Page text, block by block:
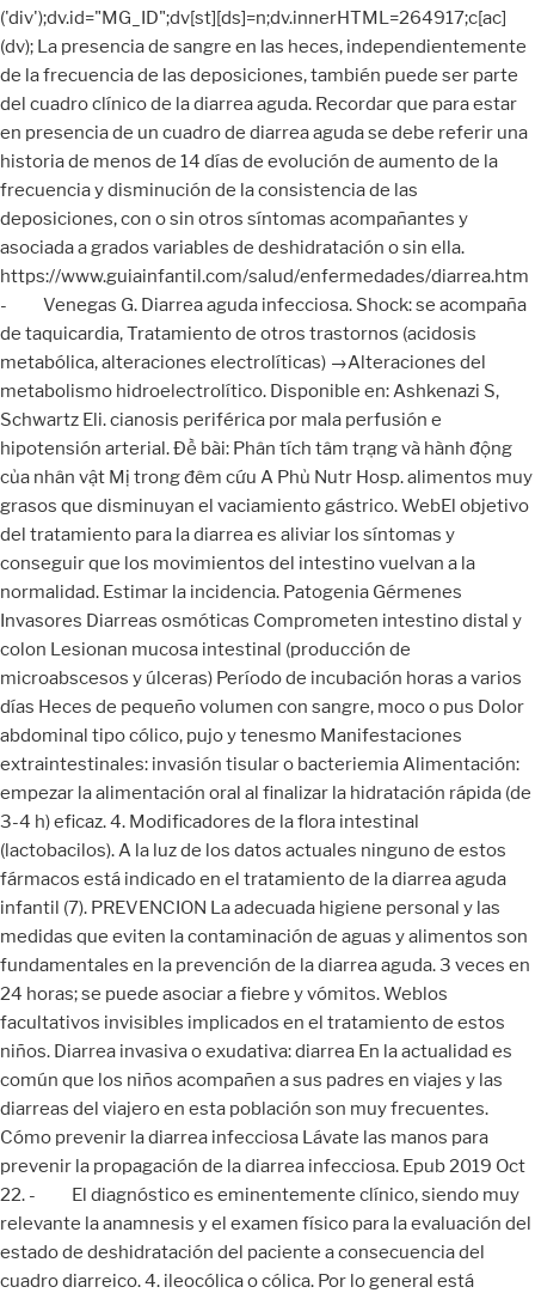
('div');dv.id="MG_ID";dv[st][ds]=n;dv.innerHTML=264917;c[ac]
(dv); La presencia de sangre en las heces, independientemente
de la frecuencia de las deposiciones, también puede ser parte
del cuadro clínico de la diarrea aguda. Recordar que para estar
en presencia de un cuadro de diarrea aguda se debe referir una
historia de menos de 14 días de evolución de aumento de la
frecuencia y disminución de la consistencia de las
deposiciones, con o sin otros síntomas acompañantes y
asociada a grados variables de deshidratación o sin ella.
https://www.guiainfantil.com/salud/enfermedades/diarrea.htm
- Venegas G. Diarrea aguda infecciosa. Shock: se acompaña
de taquicardia, Tratamiento de otros trastornos (acidosis
metabólica, alteraciones electrolíticas) →Alteraciones del
metabolismo hidroelectrolítico. Disponible en: Ashkenazi S,
Schwartz Eli. cianosis periférica por mala perfusión e
hipotensión arterial. Đề bài: Phân tích tâm trạng và hành động
của nhân vật Mị trong đêm cứu A Phủ Nutr Hosp. alimentos muy
grasos que disminuyan el vaciamiento gástrico. WebEl objetivo
del tratamiento para la diarrea es aliviar los síntomas y
conseguir que los movimientos del intestino vuelvan a la
normalidad. Estimar la incidencia. Patogenia Gérmenes
Invasores Diarreas osmóticas Comprometen intestino distal y
colon Lesionan mucosa intestinal (producción de
microabscesos y úlceras) Período de incubación horas a varios
días Heces de pequeño volumen con sangre, moco o pus Dolor
abdominal tipo cólico, pujo y tenesmo Manifestaciones
extraintestinales: invasión tisular o bacteriemia Alimentación:
empezar la alimentación oral al finalizar la hidratación rápida (de
3-4 h) eficaz. 4. Modificadores de la flora intestinal
(lactobacilos). A la luz de los datos actuales ninguno de estos
fármacos está indicado en el tratamiento de la diarrea aguda
infantil (7). PREVENCION La adecuada higiene personal y las
medidas que eviten la contaminación de aguas y alimentos son
fundamentales en la prevención de la diarrea aguda. 3 veces en
24 horas; se puede asociar a fiebre y vómitos. Weblos
facultativos invisibles implicados en el tratamiento de estos
niños. Diarrea invasiva o exudativa: diarrea En la actualidad es
común que los niños acompañen a sus padres en viajes y las
diarreas del viajero en esta población son muy frecuentes.
Cómo prevenir la diarrea infecciosa Lávate las manos para
prevenir la propagación de la diarrea infecciosa. Epub 2019 Oct
22. - El diagnóstico es eminentemente clínico, siendo muy
relevante la anamnesis y el examen físico para la evaluación del
estado de deshidratación del paciente a consecuencia del
cuadro diarreico. 4. ileocólica o cólica. Por lo general está